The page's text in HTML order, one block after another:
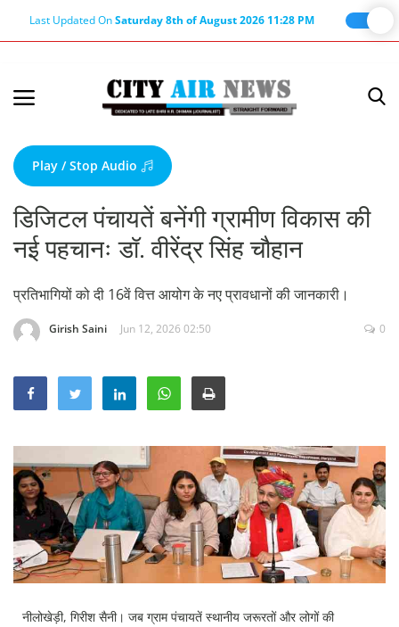
Last Updated OnSaturday 8th of August 2026 11:28 PM
Terms & Conditions
About Us
About Editor
Nation
Privacy Policy
Punjab
Business
Education
Sports
Lifestyle
Entertainment
Opinion
World
Hindi News
Play / Stop Audio
डिजिटल पंचायतें बनेंगी ग्रामीण विकास की
नई पहचानः डॉ. वीरेंद्र सिंह चौहान
प्रतिभागियों को दी 16वें वित्त आयोग के नए प्रावधानों की जानकारी।
Girish Saini Jun 12, 2026 02:50 0
नीलोखेड़ी, गिरीश सैनी। जब ग्राम पंचायतें स्थानीय जरूरतों और लोगों की